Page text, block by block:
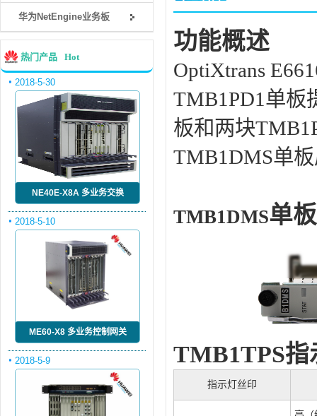
华为NetEngine业务板
热门产品 Hot
2018-5-30
NE40E-X8A 多业务交换
2018-5-10
ME60-X8 多业务控制网关
2018-5-9
功能概述
OptiXtrans
TMB1PD1单板
板和两块
TMB1DMS单
TMB1DMS单
TMB1TPS指
指示灯丝印